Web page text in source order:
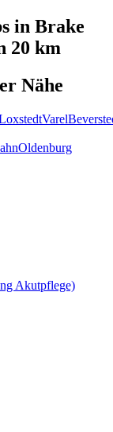
in Brake
20 km
Nähe
Varel
Oldenburg
Akutpflege)